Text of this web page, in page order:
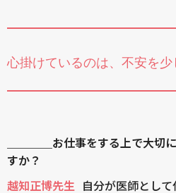
心掛けているのは、不安を
＿＿＿＿お仕事をする上で大切
すか？
越知正博先生
自分が医師とし